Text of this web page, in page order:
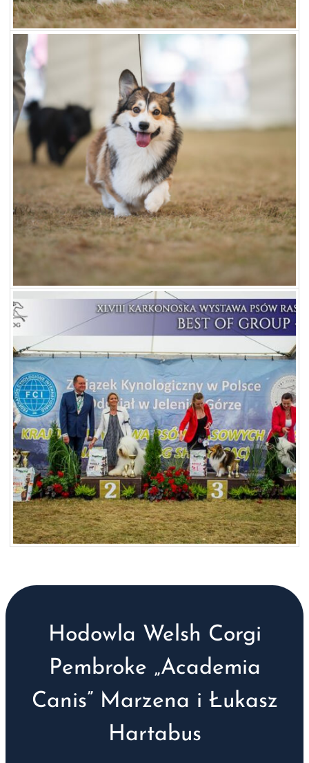
Hodowla Welsh Corgi
Pembroke „Academia
Canis” Marzena i Łukasz
Hartabus